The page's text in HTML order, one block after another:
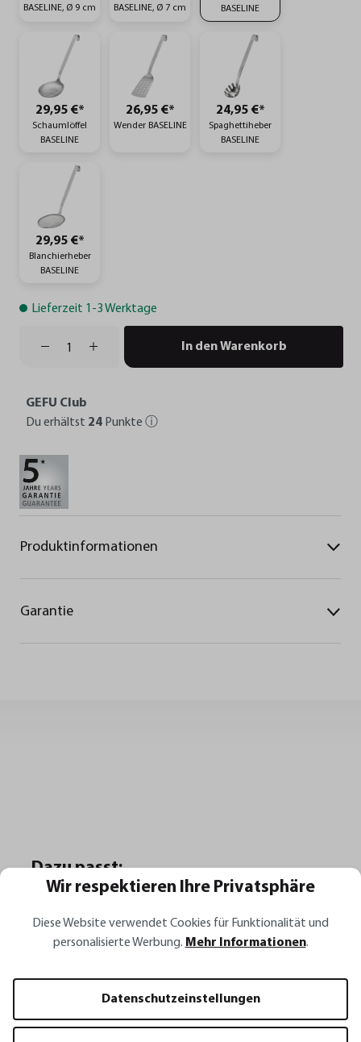
BASELINE, Ø 9 cm
BASELINE, Ø 7 cm
BASELINE
29,95 €*
Schaumlöffel
BASELINE
26,95 €*
Wender BASELINE
24,95 €*
Spaghettiheber
BASELINE
29,95 €*
Blanchierheber
BASELINE
Lieferzeit 1-3 Werktage
In den Warenkorb
GEFU Club
Du erhältst 24 Punkte ⓘ
Produktinformationen
Garantie
Dazu passt:
Wir respektieren Ihre Privatsphäre
Diese Website verwendet Cookies für Funktionalität und
personalisierte Werbung. Mehr Informationen.
Datenschutzeinstellungen